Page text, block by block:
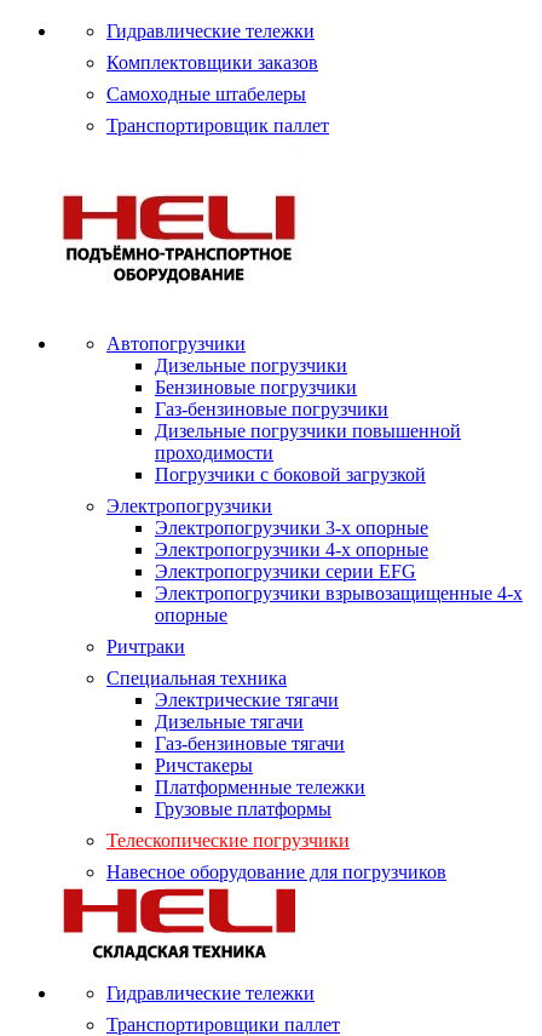
Гидравлические тележки
Комплектовщики заказов
Самоходные штабелеры
Транспортировщик паллет
Автопогрузчики
Дизельные погрузчики
Бензиновые погрузчики
Газ-бензиновые погрузчики
Дизельные погрузчики повышенной
проходимости
Погрузчики с боковой загрузкой
Электропогрузчики
Электропогрузчики 3-х опорные
Электропогрузчики 4-х опорные
Электропогрузчики серии EFG
Электропогрузчики взрывозащищенные 4-х
опорные
Ричтраки
Специальная техника
Электрические тягачи
Дизельные тягачи
Газ-бензиновые тягачи
Ричстакеры
Платформенные тележки
Грузовые платформы
Телескопические погрузчики
Навесное оборудование для погрузчиков
Гидравлические тележки
Транспортировщики паллет